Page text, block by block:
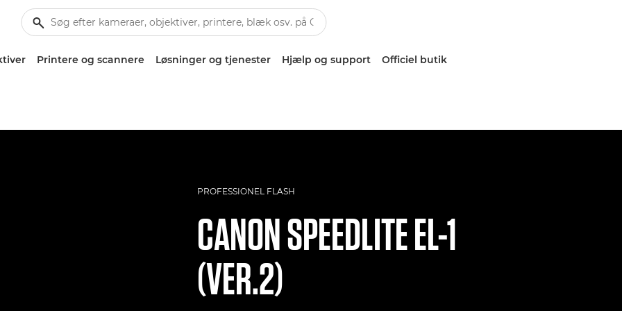
Printere og scannere Løsninger og tjenester Hjælp og support Officiel butik
PROFESSIONEL FLASH
CANONSPEEDLITE EL-1
(VER.2)